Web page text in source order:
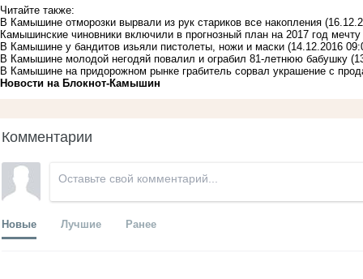
Читайте также:
В Камышине отморозки вырвали из рук стариков все накопления
Камышинские чиновники включили в прогнозный план на 2017 год
В Камышине у бандитов изьяли пистолеты, ножи и маски (14.12.2016
В Камышине молодой негодяй повалил и ограбил 81-летнюю бабушку
В Камышине на придорожном рынке грабитель сорвал украшение с
Новости на Блoкнoт-Камышин
Комментарии
Новые Лучшие Ранее